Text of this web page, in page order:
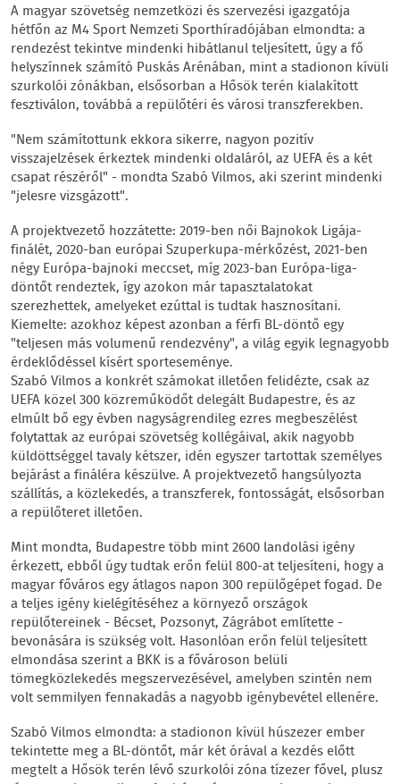
A magyar szövetség nemzetközi és szervezési igazgatója
hétfőn az M4 Sport Nemzeti Sporthíradójában elmondta: a
rendezést tekintve mindenki hibátlanul teljesített, úgy a fő
helyszínnek számító Puskás Arénában, mint a stadionon kívüli
szurkolói zónákban, elsősorban a Hősök terén kialakított
fesztiválon, továbbá a repülőtéri és városi transzferekben.
"Nem számítottunk ekkora sikerre, nagyon pozitív
visszajelzések érkeztek mindenki oldaláról, az UEFA és a két
csapat részéről" - mondta Szabó Vilmos, aki szerint mindenki
"jelesre vizsgázott".
A projektvezető hozzátette: 2019-ben női Bajnokok Ligája-
finálét, 2020-ban európai Szuperkupa-mérkőzést, 2021-ben
négy Európa-bajnoki meccset, míg 2023-ban Európa-liga-
döntőt rendeztek, így azokon már tapasztalatokat
szerezhettek, amelyeket ezúttal is tudtak hasznosítani.
Kiemelte: azokhoz képest azonban a férfi BL-döntő egy
"teljesen más volumenű rendezvény", a világ egyik legnagyobb
érdeklődéssel kísért sporteseménye.
Szabó Vilmos a konkrét számokat illetően felidézte, csak az
UEFA közel 300 közreműködőt delegált Budapestre, és az
elmúlt bő egy évben nagyságrendileg ezres megbeszélést
folytattak az európai szövetség kollégáival, akik nagyobb
küldöttséggel tavaly kétszer, idén egyszer tartottak személyes
bejárást a fináléra készülve. A projektvezető hangsúlyozta
szállítás, a közlekedés, a transzferek, fontosságát, elsősorban
a repülőteret illetően.
Mint mondta, Budapestre több mint 2600 landolási igény
érkezett, ebből úgy tudtak erőn felül 800-at teljesíteni, hogy a
magyar főváros egy átlagos napon 300 repülőgépet fogad. De
a teljes igény kielégítéséhez a környező országok
repülőtereinek - Bécset, Pozsonyt, Zágrábot említette -
bevonására is szükség volt. Hasonlóan erőn felül teljesített
elmondása szerint a BKK is a fővároson belüli
tömegközlekedés megszervezésével, amelyben szintén nem
volt semmilyen fennakadás a nagyobb igénybevétel ellenére.
Szabó Vilmos elmondta: a stadionon kívül húszezer ember
tekintette meg a BL-döntőt, már két órával a kezdés előtt
megtelt a Hősök terén lévő szurkolói zóna tízezer fővel, plusz